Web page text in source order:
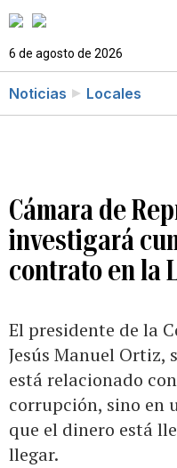
6 de agosto de 2026
Noticias Locales
Cámara de
investigará
contrato en la
El presidente de la
Jesús Manuel Ortiz,
está relacionado
corrupción, sino en
que el dinero está
llegar.